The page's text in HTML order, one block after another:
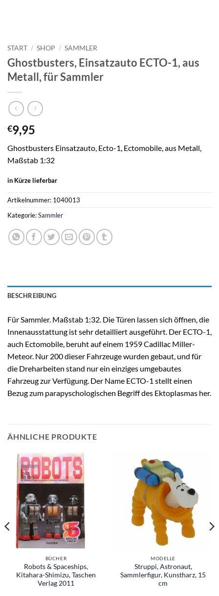
START / SHOP / SAMMLER
Ghostbusters, Einsatzauto ECTO-1, aus
Metall, für Sammler
€9,95
Ghostbusters Einsatzauto, Ecto-1, Ectomobile, aus Metall,
Maßstab 1:32
in Kürze lieferbar
Artikelnummer: 1040013
Kategorie:Sammler
BESCHREIBUNG
Für Sammler. Maßstab 1:32. Die Türen lassen sich öffnen, die
Innenausstattung ist sehr detailliert ausgeführt. Der ECTO-1,
auch Ectomobile, beruht auf einem 1959 Cadillac Miller-
Meteor. Nur 200 dieser Fahrzeuge wurden gebaut, und für
die Dreharbeiten stand nur ein einziges umgebautes
Fahrzeug zur Verfügung. Der Name ECTO-1 stellt einen
Bezug zum parapyschologischen Begriff des Ektoplasmas her.
ÄHNLICHE PRODUKTE
BÜCHER
Robots & Spaceships,
Kitahara-Shimizu, Taschen
Verlag 2011
MODELLE
Struppi, Astronaut,
Sammlerfigur, Kunstharz, 15
cm